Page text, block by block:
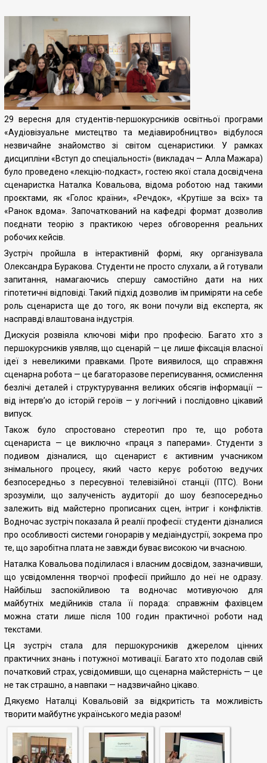
29 вересня для студентів-першокурсників освітньої програми
«Аудіовізуальне мистецтво та медіавиробництво» відбулося
незвичайне знайомство зі світом сценаристики. У рамках
дисципліни «Вступ до спеціальності» (викладач — Алла Мажара)
було проведено «лекцію-подкаст», гостею якої стала досвідчена
сценаристка Наталка Ковальова, відома роботою над такими
проєктами, як «Голос країни», «Речдок», «Крутіше за всіх» та
«Ранок вдома». Започаткований на кафедрі формат дозволив
поєднати теорію з практикою через обговорення реальних
робочих кейсів.
Зустріч пройшла в інтерактивній формі, яку організувала
Олександра Буракова. Студенти не просто слухали, а й готували
запитання, намагаючись спершу самостійно дати на них
гіпотетичні відповіді. Такий підхід дозволив їм приміряти на себе
роль сценариста ще до того, як вони почули від експерта, як
насправді влаштована індустрія.
Дискусія розвіяла ключові міфи про професію. Багато хто з
першокурсників уявляв, що сценарій — це лише фіксація власної
ідеї з невеликими правками. Проте виявилося, що справжня
сценарна робота — це багаторазове переписування, осмислення
безлічі деталей і структурування великих обсягів інформації —
від інтерв’ю до історій героїв — у логічний і послідовно цікавий
випуск.
Також було спростовано стереотип про те, що робота
сценариста — це виключно «праця з паперами». Студенти з
подивом дізналися, що сценарист є активним учасником
знімального процесу, який часто керує роботою ведучих
безпосередньо з пересувної телевізійної станції (ПТС). Вони
зрозуміли, що залученість аудиторії до шоу безпосередньо
залежить від майстерно прописаних сцен, інтриг і конфліктів.
Водночас зустріч показала й реалії професії: студенти дізналися
про особливості системи гонорарів у медіаіндустрії, зокрема про
те, що заробітна плата не завжди буває високою чи вчасною.
Наталка Ковальова поділилася і власним досвідом, зазначивши,
що усвідомлення творчої професії прийшло до неї не одразу.
Найбільш заспокійливою та водночас мотивуючою для
майбутніх медійників стала її порада: справжнім фахівцем
можна стати лише після 100 годин практичної роботи над
текстами.
Ця зустріч стала для першокурсників джерелом цінних
практичних знань і потужної мотивації. Багато хто подолав свій
початковий страх, усвідомивши, що сценарна майстерність — це
не так страшно, а навпаки — надзвичайно цікаво.
Дякуємо Наталці Ковальовій за відкритість та можливість
творити майбутнє українського медіа разом!